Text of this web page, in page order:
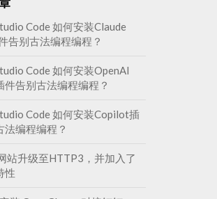
Code 如何安装Claude
告别古法编程编程？
Code 如何安装OpenAI
件告别古法编程编程？
Code 如何安装Copilot插
法编程编程？
站升级至HTTP3，并加入了
性